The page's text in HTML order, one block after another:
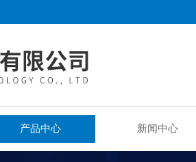
产品中心 新闻中心